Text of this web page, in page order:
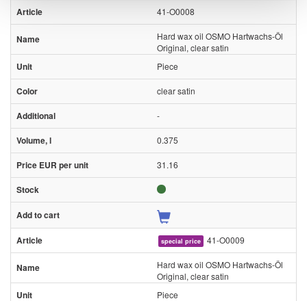
41-O0008
Hard wax oil OSMO Hartwachs-Öl
Original, clear satin
Piece
clear satin
-
0.375
31.16
special price 41-O0009
Hard wax oil OSMO Hartwachs-Öl
Original, clear satin
Piece